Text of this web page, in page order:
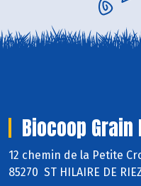
Biocoop Grain
12 chemin de la Petite
85270 ST HILAIRE DE